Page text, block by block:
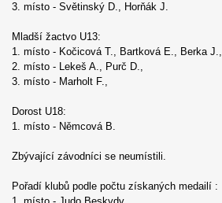
3. místo - Světinský D., Horňák J.
Mladší žactvo U13:
1. místo - Kočicová T., Bartková E., Berka J.,
2. místo - Lekeš A., Purč D.,
3. místo - Marholt F.,
Dorost U18:
1. místo - Němcová B.
Zbývající závodníci se neumístili.
Pořadí klubů podle počtu získaných medailí :